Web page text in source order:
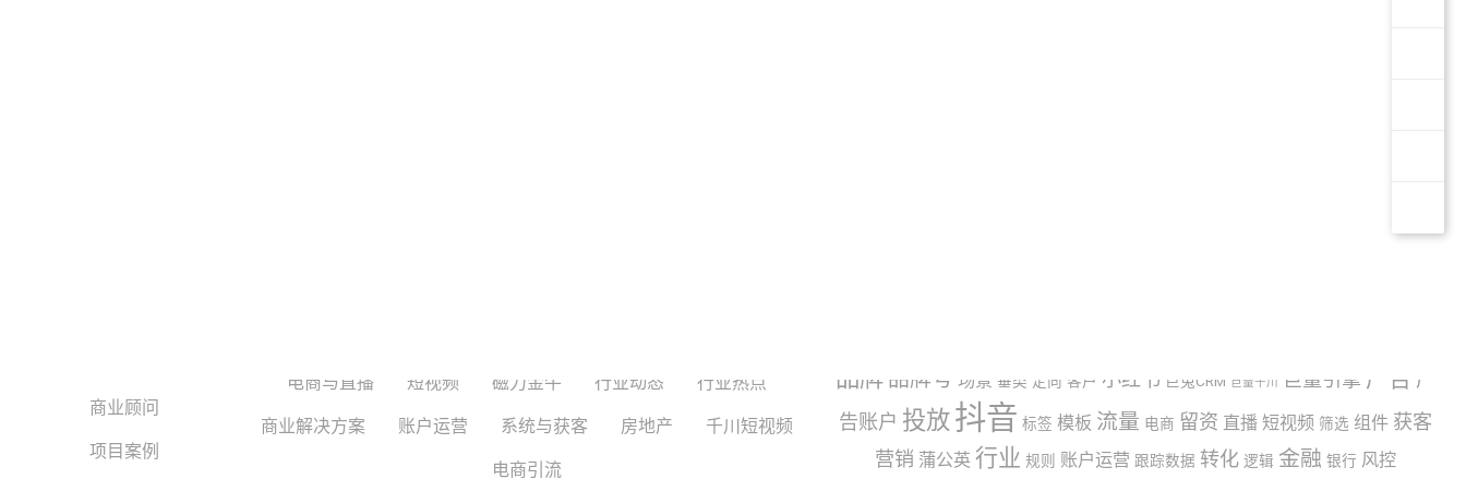
商业顾问
项目案例
电商与直播 短视频 磁力金牛 行业动态 行业热点
商业解决方案 账户运营 系统与获客 房地产 千川短视频
电商引流
品牌 品牌号 场景 垂类 定向 客户 小红书 巨兔CRM 巨量千川 巨量引擎 广告 广
告账户 投放 抖音 标签 模板 流量 电商 留资 直播 短视频 筛选 组件 获客
营销 蒲公英 行业 规则 账户运营 跟踪数据 转化 逻辑 金融 银行 风控